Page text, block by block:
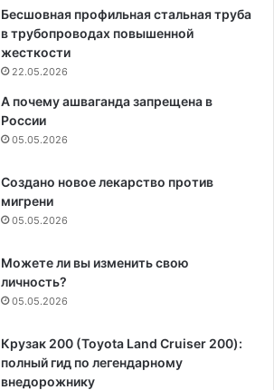
Бесшовная профильная стальная труба
в трубопроводах повышенной
жесткости
22.05.2026
А почему ашваганда запрещена в
России
05.05.2026
Создано новое лекарство против
мигрени
05.05.2026
Можете ли вы изменить свою
личность?
05.05.2026
Крузак 200 (Toyota Land Cruiser 200):
полный гид по легендарному
внедорожнику